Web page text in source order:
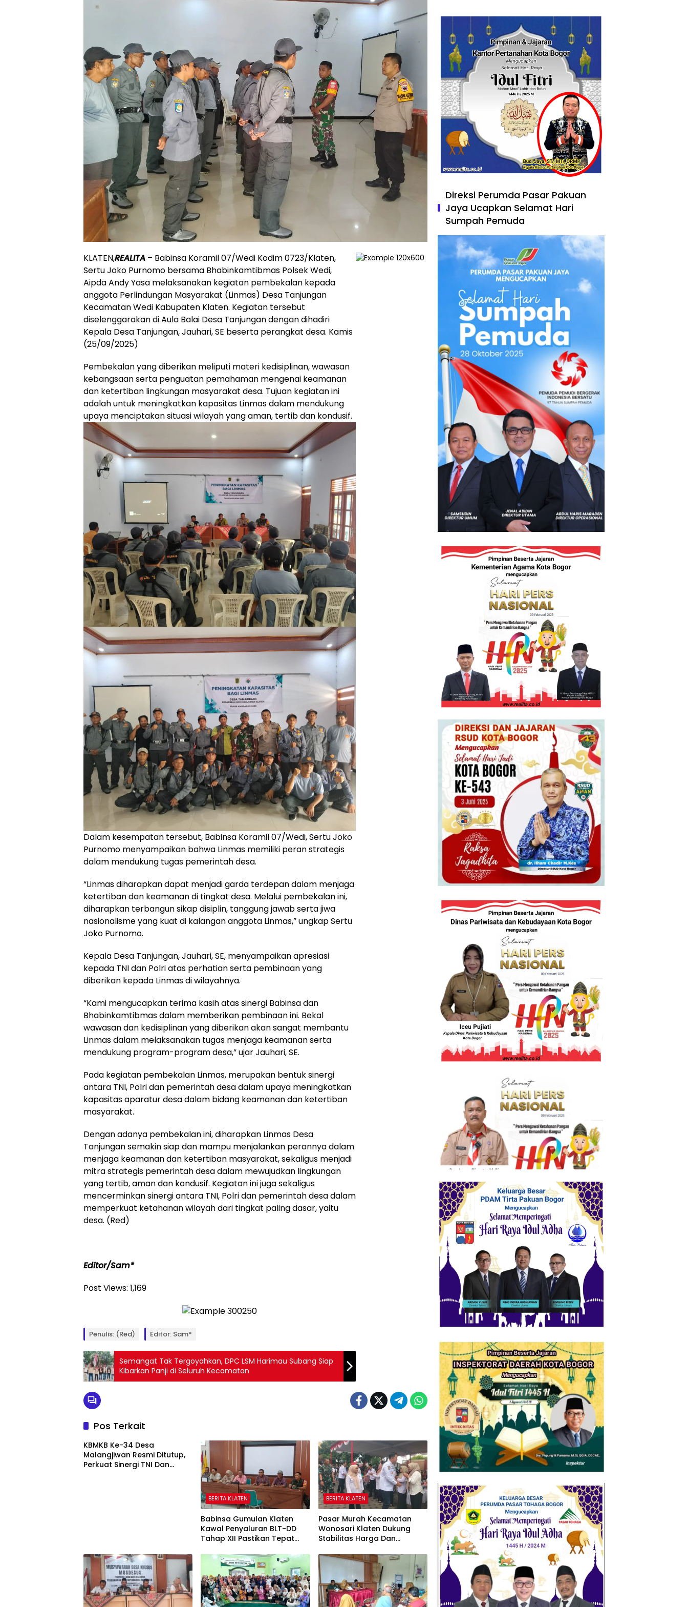
KLATEN,REALITA – Babinsa Koramil 07/Wedi Kodim 0723/Klaten,
Sertu Joko Purnomo bersama Bhabinkamtibmas Polsek Wedi,
Aipda Andy Yasa melaksanakan kegiatan pembekalan kepada
anggota Perlindungan Masyarakat (Linmas) Desa Tanjungan
Kecamatan Wedi Kabupaten Klaten. Kegiatan tersebut
diselenggarakan di Aula Balai Desa Tanjungan dengan dihadiri
Kepala Desa Tanjungan, Jauhari, SE beserta perangkat desa. Kamis
(25/09/2025)
Pembekalan yang diberikan meliputi materi kedisiplinan, wawasan
kebangsaan serta penguatan pemahaman mengenai keamanan
dan ketertiban lingkungan masyarakat desa. Tujuan kegiatan ini
adalah untuk meningkatkan kapasitas Linmas dalam mendukung
upaya menciptakan situasi wilayah yang aman, tertib dan kondusif.
Dalam kesempatan tersebut, Babinsa Koramil 07/Wedi, Sertu Joko
Purnomo menyampaikan bahwa Linmas memiliki peran strategis
dalam mendukung tugas pemerintah desa.
“Linmas diharapkan dapat menjadi garda terdepan dalam menjaga
ketertiban dan keamanan di tingkat desa. Melalui pembekalan ini,
diharapkan terbangun sikap disiplin, tanggung jawab serta jiwa
nasionalisme yang kuat di kalangan anggota Linmas,” ungkap Sertu
Joko Purnomo.
Kepala Desa Tanjungan, Jauhari, SE, menyampaikan apresiasi
kepada TNI dan Polri atas perhatian serta pembinaan yang
diberikan kepada Linmas di wilayahnya.
“Kami mengucapkan terima kasih atas sinergi Babinsa dan
Bhabinkamtibmas dalam memberikan pembinaan ini. Bekal
wawasan dan kedisiplinan yang diberikan akan sangat membantu
Linmas dalam melaksanakan tugas menjaga keamanan serta
mendukung program-program desa,” ujar Jauhari, SE.
Pada kegiatan pembekalan Linmas, merupakan bentuk sinergi
antara TNI, Polri dan pemerintah desa dalam upaya meningkatkan
kapasitas aparatur desa dalam bidang keamanan dan ketertiban
masyarakat.
Dengan adanya pembekalan ini, diharapkan Linmas Desa
Tanjungan semakin siap dan mampu menjalankan perannya dalam
menjaga keamanan dan ketertiban masyarakat, sekaligus menjadi
mitra strategis pemerintah desa dalam mewujudkan lingkungan
yang tertib, aman dan kondusif. Kegiatan ini juga sekaligus
mencerminkan sinergi antara TNI, Polri dan pemerintah desa dalam
memperkuat ketahanan wilayah dari tingkat paling dasar, yaitu
desa. (Red)
Editor/Sam*
Post Views: 1,169
Penulis: (Red) Editor: Sam*
Semangat Tak Tergoyahkan, DPC LSM Harimau Subang Siap
Kibarkan Panji di Seluruh Kecamatan
Pos Terkait
KBMKB Ke-34 Desa
Malangjiwan Resmi Ditutup,
Perkuat Sinergi TNI Dan
BERITA KLATEN
Babinsa Gumulan Klaten
Kawal Penyaluran BLT-DD
Tahap XII Pastikan Tepat
BERITA KLATEN
Pasar Murah Kecamatan
Wonosari Klaten Dukung
Stabilitas Harga Dan
Masyarakat
Direksi Perumda Pasar Pakuan
Jaya Ucapkan Selamat Hari
Sumpah Pemuda